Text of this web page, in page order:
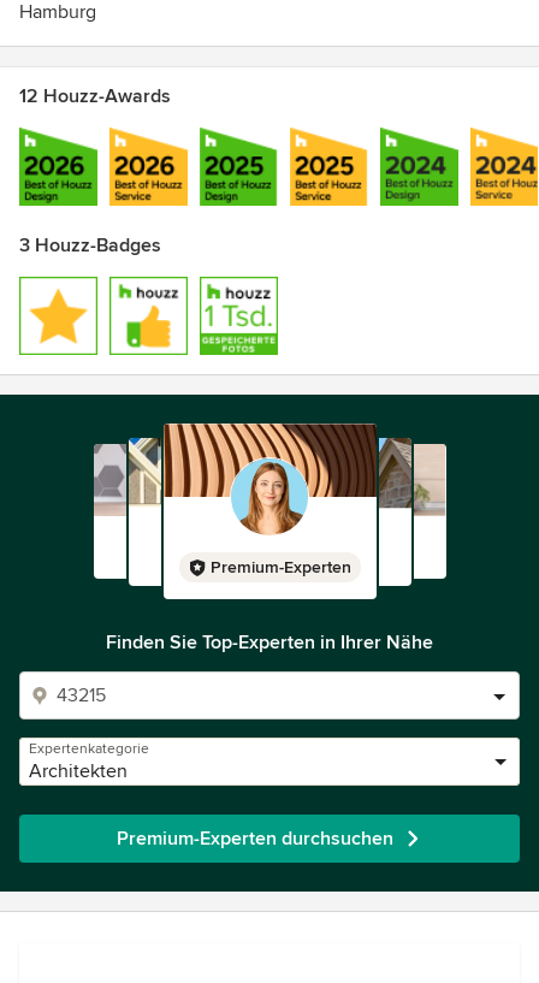
Hamburg
12 Houzz-Awards
3 Houzz-Badges
Premium-Experten
Finden Sie Top-Experten in Ihrer Nähe
Expertenkategorie
Architekten
Premium-Experten durchsuchen